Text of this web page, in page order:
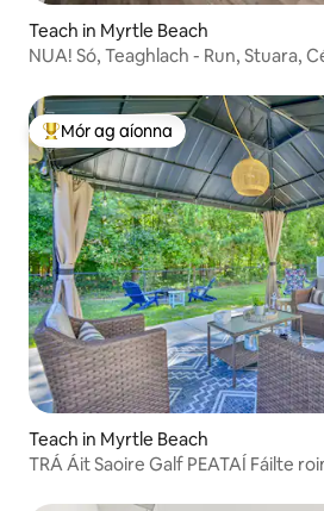
Teach in Myrtle Beach
NUA! Só, Teaghlach - Run, Stuara,
An-mhór ag aíonna
Mór ag aíonna
Teach in Myrtle Beach
TRÁ Áit Saoire Galf PEATAÍ Fáilte